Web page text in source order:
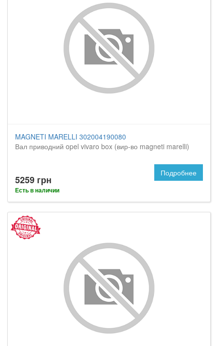
MAGNETI MARELLI 302004190080
Вал приводний opel vivaro box (вир-во magneti marelli)
5259 грн
Есть в наличии
Подробнее